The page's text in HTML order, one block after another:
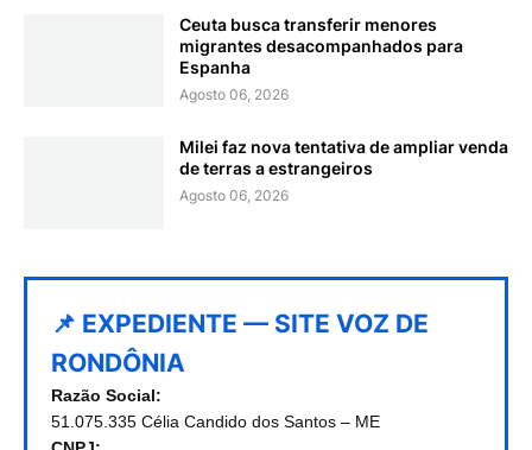
Ceuta busca transferir menores
migrantes desacompanhados para
Espanha
Agosto 06, 2026
Milei faz nova tentativa de ampliar venda
de terras a estrangeiros
Agosto 06, 2026
📌 EXPEDIENTE — SITE VOZ DE
RONDÔNIA
Razão Social:
51.075.335 Célia Candido dos Santos – ME